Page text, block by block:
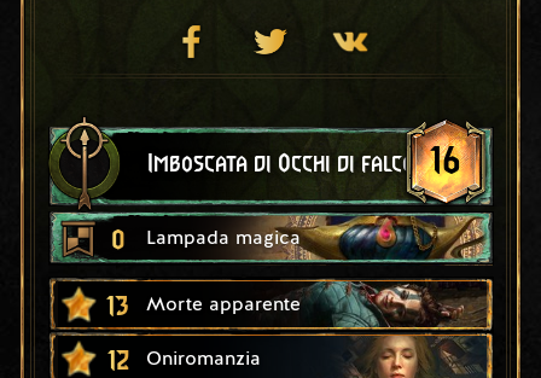
Imboscata di Occhi di falco 16
0 Lampada magica
13 Morte apparente
12 Oniromanzia